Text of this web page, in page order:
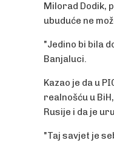
Milorad Dodik,
ubuduće ne
"Jedino bi bila
Banjaluci.
Kazao je da u
realnošću u
Rusije i da je
"Taj savjet je